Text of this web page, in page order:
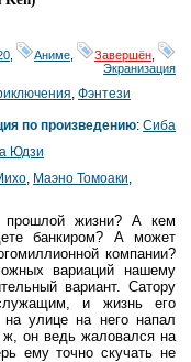
Аниме Завершён
Экранизация
Фэнтези
по произведению:Сиба
Юдзи
Маэно Томоаки
жизни? А кем
банкиром? А может
компании?
вариаций нашему
вариант. Сатору
и жизнь его
улице на него напал
ж, он ведь жаловался на
ему точно скучать не